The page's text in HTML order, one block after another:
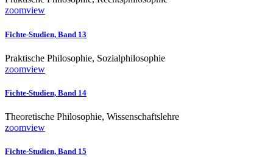
zoomview
Fichte-Studien, Band 13
Praktische Philosophie, Sozialphilosophie
zoomview
Fichte-Studien, Band 14
Theoretische Philosophie, Wissenschaftslehre
zoomview
Fichte-Studien, Band 15